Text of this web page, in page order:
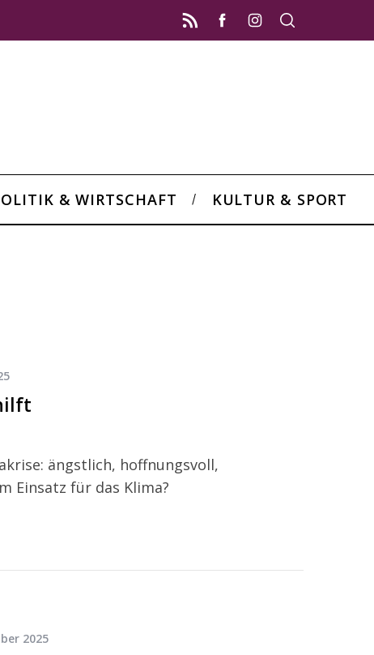
& WIRTSCHAFT KULTUR & SPORT
ängstlich, hoffnungsvoll,
Einsatz für das Klima?
2025